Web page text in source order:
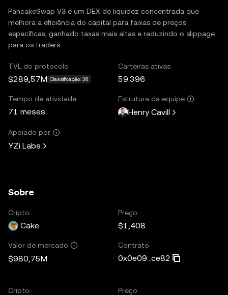
PancakeSwap V3 é um DEX de liquidez concentrada que
melhora a eficiência do capital para faixas de preços
específicas, ganhado taxas mais altas e reduzindo o slippage
para os traders.
TVL do protocolo
$289,57M Classificação: 36
Carteiras ativas
59.396
Tempo de atividade
71 meses
Estrutura da equipe
Henry Cavill
Apoiado por
YZi Labs
Sobre
Cripto
Cake
Preço
$1,408
Valor de mercado
$980,75M
Contrato
0x0e09...ce82
Cripto Preço